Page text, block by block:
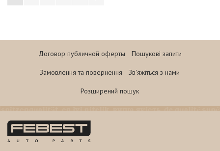
Договор публичной оферты Пошукові запити
Замовлення та повернення Зв'яжіться з нами
Розширений пошук